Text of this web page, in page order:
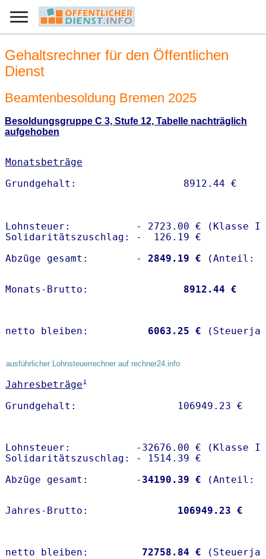
Gehaltsrechner für den Öffentlichen
Dienst
Beamtenbesoldung Bremen 2025
Besoldungsgruppe C 3, Stufe 12, Tabelle nachträglich
aufgehoben
Monatsbeträge
Lohnsteuer:           - 2723.00 € (Klasse I)
Solidaritätszuschlag: -  126.19 €
Abzüge gesamt:        -
2849.19 €
Monats-Brutto: 8912.44 €
netto bleiben: 6063.25 €
ausführlicher Lohnsteuerrechner auf rechner24.info
Jahresbeträge1
Lohnsteuer:           -32676.00 € (Klasse I)
Solidaritätszuschlag: - 1514.39 €
Abzüge gesamt:        - 34190.39 €
Jahres-Brutto: 106949.23 €
netto bleiben: 72758.84 €